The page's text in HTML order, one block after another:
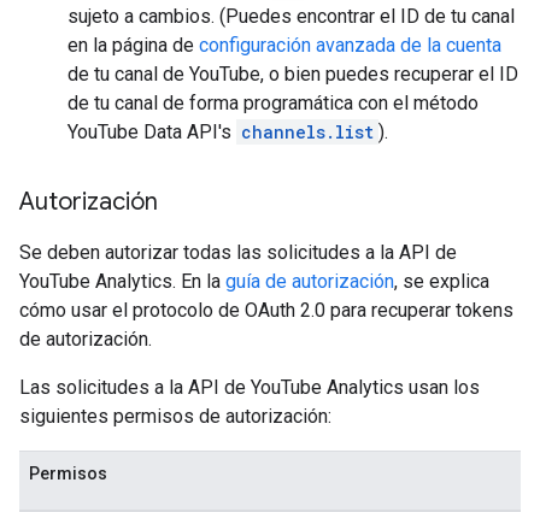
sujeto a cambios. (Puedes encontrar el ID de tu canal
en la página de configuración avanzada de la cuenta
de tu canal de YouTube, o bien puedes recuperar el ID
de tu canal de forma programática con el método
YouTube Data API's channels.list ).
Autorización
Se deben autorizar todas las solicitudes a la API de
YouTube Analytics. En la guía de autorización, se explica
cómo usar el protocolo de OAuth 2.0 para recuperar tokens
de autorización.
Las solicitudes a la API de YouTube Analytics usan los
siguientes permisos de autorización:
Permisos